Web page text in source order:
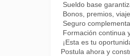
Sueldo base
Bonos, premios,
Seguro
Formación continua
¡Esta es tu
Postula ahora y